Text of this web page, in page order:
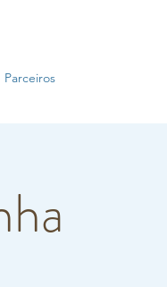
Parceiros